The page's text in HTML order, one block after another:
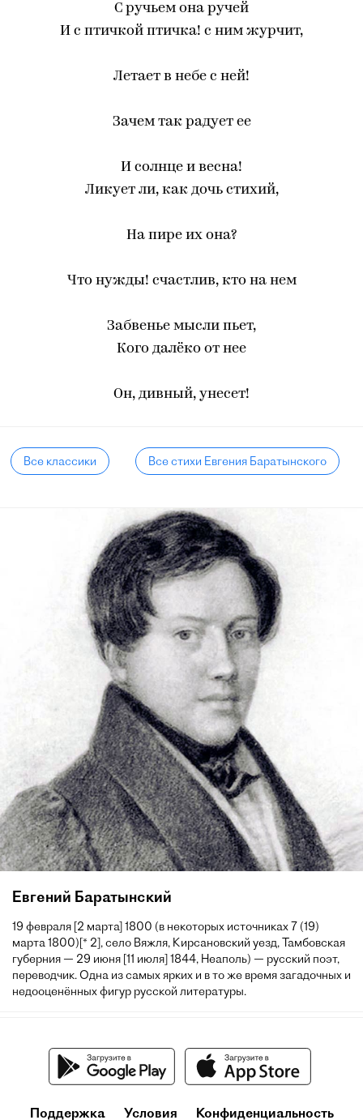
С ручьем она ручей
И с птичкой птичка! с ним журчит,
Летает в небе с ней!
Зачем так радует ее
И солнце и весна!
Ликует ли, как дочь стихий,
На пире их она?
Что нужды! счастлив, кто на нем
Забвенье мысли пьет,
Кого далёко от нее
Он, дивный, унесет!
Все классики Все стихи Евгения Баратынского
Евгений Баратынский
19 февраля [2 марта] 1800 (в некоторых источниках 7 (19)
марта 1800)[* 2], село Вяжля, Кирсановский уезд, Тамбовская
губерния — 29 июня [11 июля] 1844, Неаполь) — русский поэт,
переводчик. Одна из самых ярких и в то же время загадочных и
недооценённых фигур русской литературы.
Поддержка Условия Конфиденциальность